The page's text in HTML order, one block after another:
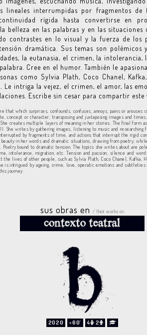
lineales interrumpidas por fragmentos de
rígida hasta convertirse en
belleza en las palabras y en las situaciones
contrastes en lo visual y la fuerza de los
dramática. Sus temas son polémicos
la eutanasia, el crimen, la intolerancia,
Cree en el humor. También le
como Sylvia Plath, Coco Chanel,
Le intriga la vejez, el crimen, el amor, las
Escribe sin cesar para compartir este
that which surprises, confounds, confuses, annoys, pains or arouses
concept or character, transposing and juxtaposing images and
creates multiple layers of meaning in her stories. The final form
She writes by gathering images, listening to music and
by fragments of time, and actions that interrupt the rigid
beauty in her words and dramatic situations, drawing from poetry,
Poetry bound to dramatic tension. The topics she writes about are
intolerance, migration, etc. Tension and passion, silence and
the lives of other people, such as Sylvia Plath, Coco Chanel, Kafka,
is intrigued by ageing, crime, love, operatic emotions and
journey.
sus obras en / their works on
2020 >60' 4 2